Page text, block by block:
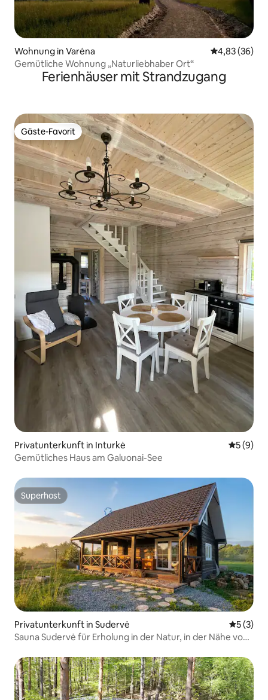
Wohnung in Varėna
4,83 (36)
Gemütliche Wohnung „Naturliebhaber Ort“
Ferienhäuser mit Strandzugang
Gäste-Favorit
Gäste-Favorit
Privatunterkunft in Inturkė
5 (9)
Gemütliches Haus am Galuonai-See
Superhost
Superhost
Privatunterkunft in Sudervė
5 (3)
Sauna Sudervė für Erholung in der Natur, in der Nähe von